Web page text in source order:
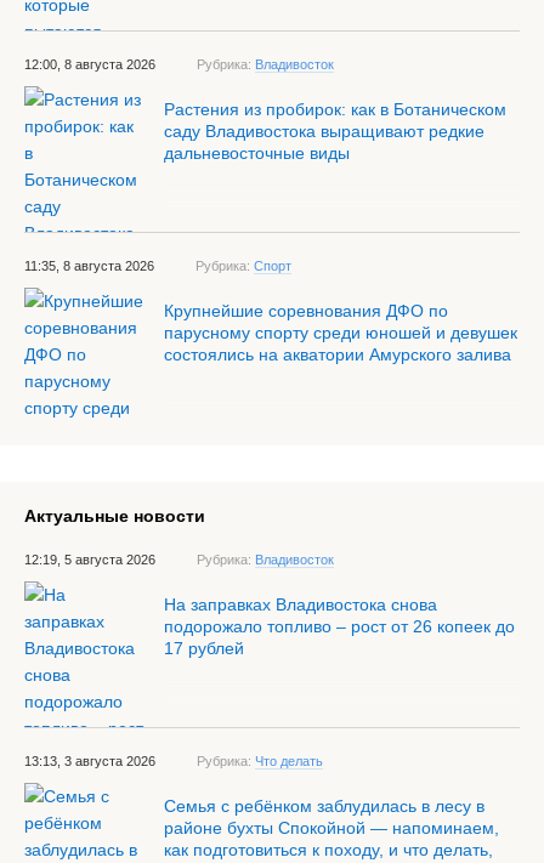
12:00, 8 августа 2026 Рубрика: Владивосток
Растения из пробирок: как в Ботаническом
саду Владивостока выращивают редкие
дальневосточные виды
11:35, 8 августа 2026 Рубрика: Спорт
Крупнейшие соревнования ДФО по
парусному спорту среди юношей и девушек
состоялись на акватории Амурского залива
Актуальные новости
12:19, 5 августа 2026 Рубрика: Владивосток
На заправках Владивостока снова
подорожало топливо – рост от 26 копеек до
17 рублей
13:13, 3 августа 2026 Рубрика: Что делать
Семья с ребёнком заблудилась в лесу в
районе бухты Спокойной — напоминаем,
как подготовиться к походу, и что делать,